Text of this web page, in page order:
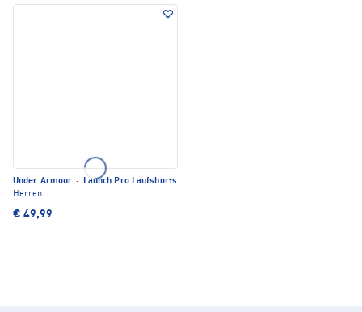
Under Armour ·
Launch Pro Laufshorts
Herren
€ 49,99